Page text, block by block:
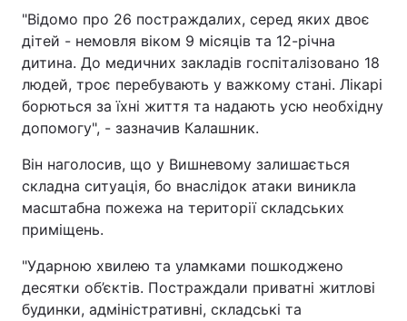
"Відомо про 26 постраждалих, серед яких двоє
дітей - немовля віком 9 місяців та 12-річна
дитина. До медичних закладів госпіталізовано 18
людей, троє перебувають у важкому стані. Лікарі
борються за їхні життя та надають усю необхідну
допомогу", - зазначив Калашник.
Він наголосив, що у Вишневому залишається
складна ситуація, бо внаслідок атаки виникла
масштабна пожежа на території складських
приміщень.
"Ударною хвилею та уламками пошкоджено
десятки об’єктів. Постраждали приватні житлові
будинки, адміністративні, складські та